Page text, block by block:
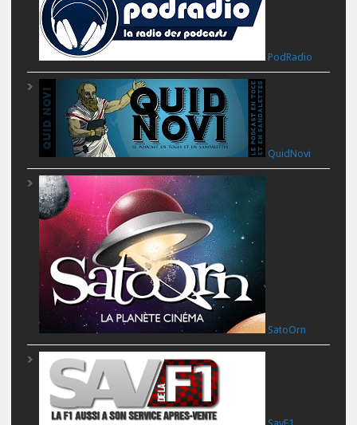
PodRadio
QuidNovi
SatoOrn